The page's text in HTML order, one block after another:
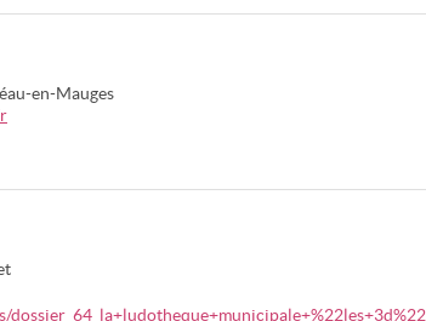
en-Mauges